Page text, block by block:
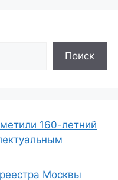
Поиск
160-летний
Москвы